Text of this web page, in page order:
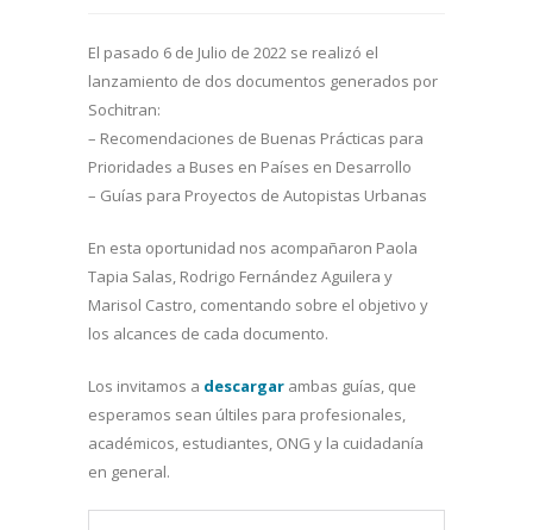
El pasado 6 de Julio de 2022 se realizó el
lanzamiento de dos documentos generados por
Sochitran:
– Recomendaciones de Buenas Prácticas para
Prioridades a Buses en Países en Desarrollo
– Guías para Proyectos de Autopistas Urbanas
En esta oportunidad nos acompañaron Paola
Tapia Salas, Rodrigo Fernández Aguilera y
Marisol Castro, comentando sobre el objetivo y
los alcances de cada documento.
Los invitamos a descargar ambas guías, que
esperamos sean últiles para profesionales,
académicos, estudiantes, ONG y la cuidadanía
en general.